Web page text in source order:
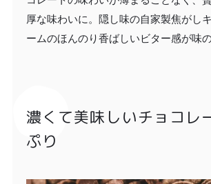
厚な味わいに。隠し味の自家製焦がし
ームのほんのり香ばしいビター感が味
濃くて美味しいチョコレ
ぷり